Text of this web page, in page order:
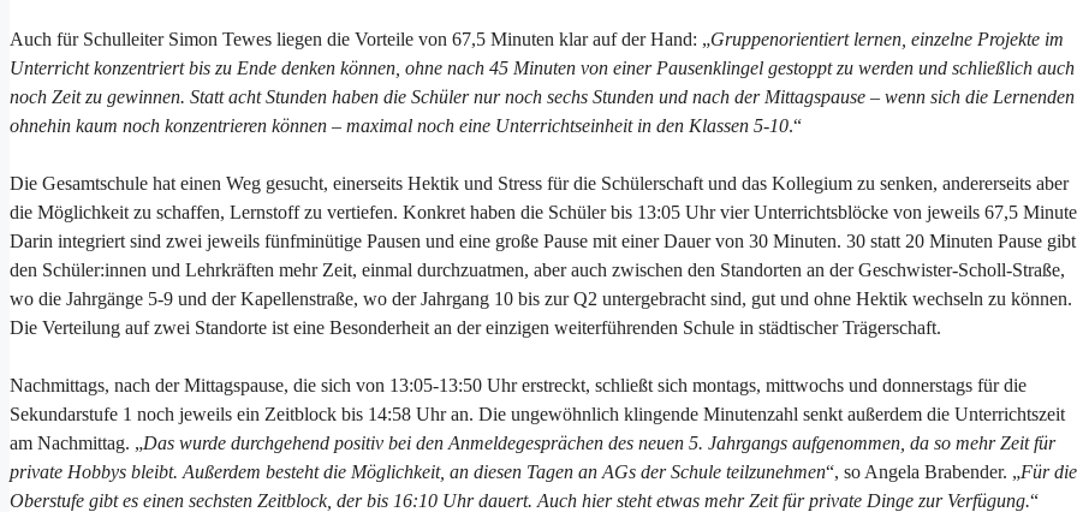
Auch für Schulleiter Simon Tewes liegen die Vorteile von 67,5 Minuten klar auf der Hand: „Gruppenorientiert lernen, einzelne Projekte im
Unterricht konzentriert bis zu Ende denken können, ohne nach 45 Minuten von einer Pausenklingel gestoppt zu werden und schließlich auch
noch Zeit zu gewinnen. Statt acht Stunden haben die Schüler nur noch sechs Stunden und nach der Mittagspause – wenn sich die Lernenden
ohnehin kaum noch konzentrieren können – maximal noch eine Unterrichtseinheit in den Klassen 5-10.“
Die Gesamtschule hat einen Weg gesucht, einerseits Hektik und Stress für die Schülerschaft und das Kollegium zu senken, andererseits aber
die Möglichkeit zu schaffen, Lernstoff zu vertiefen. Konkret haben die Schüler bis 13:05 Uhr vier Unterrichtsblöcke von jeweils 67,5
Darin integriert sind zwei jeweils fünfminütige Pausen und eine große Pause mit einer Dauer von 30 Minuten. 30 statt 20 Minuten Pause gibt
den Schüler:innen und Lehrkräften mehr Zeit, einmal durchzuatmen, aber auch zwischen den Standorten an der Geschwister-Scholl-Straße,
wo die Jahrgänge 5-9 und der Kapellenstraße, wo der Jahrgang 10 bis zur Q2 untergebracht sind, gut und ohne Hektik wechseln zu können.
Die Verteilung auf zwei Standorte ist eine Besonderheit an der einzigen weiterführenden Schule in städtischer Trägerschaft.
Nachmittags, nach der Mittagspause, die sich von 13:05-13:50 Uhr erstreckt, schließt sich montags, mittwochs und donnerstags für die
Sekundarstufe 1 noch jeweils ein Zeitblock bis 14:58 Uhr an. Die ungewöhnlich klingende Minutenzahl senkt außerdem die Unterrichtszeit
am Nachmittag. „Das wurde durchgehend positiv bei den Anmeldegesprächen des neuen 5. Jahrgangs aufgenommen, da so mehr Zeit für
private Hobbys bleibt. Außerdem besteht die Möglichkeit, an diesen Tagen an AGs der Schule teilzunehmen“, so Angela Brabender. „Für die
Oberstufe gibt es einen sechsten Zeitblock, der bis 16:10 Uhr dauert. Auch hier steht etwas mehr Zeit für private Dinge zur Verfügung.“